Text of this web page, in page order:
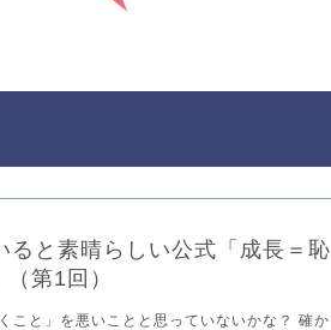
ると素晴らしい公式「成長＝恥
第1回）
こと」を悪いことと思っていないかな？ 確か